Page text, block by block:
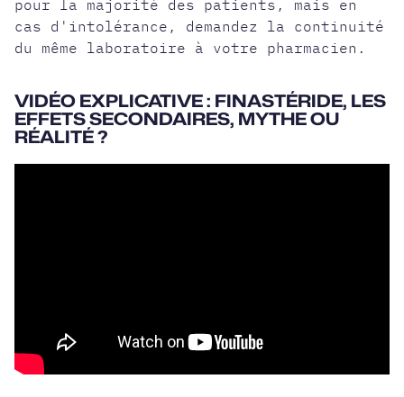
pour la majorité des patients, mais en
cas d'intolérance, demandez la continuité
du même laboratoire à votre pharmacien.
VIDÉO EXPLICATIVE : FINASTÉRIDE, LES
EFFETS SECONDAIRES, MYTHE OU
RÉALITÉ ?